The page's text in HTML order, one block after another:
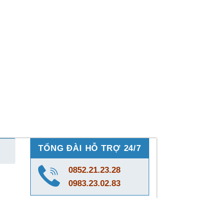
TỔNG ĐÀI HỖ TRỢ 24/7
0852.21.23.28
0983.23.02.83